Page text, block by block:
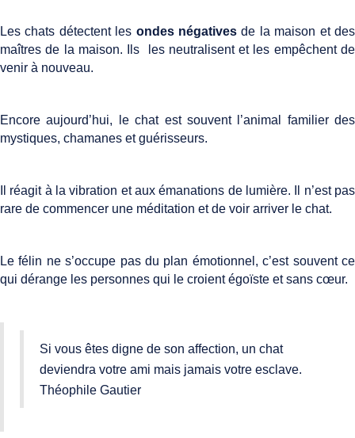
Les chats détectent les ondes négatives de la maison et des
maîtres de la maison. Ils les neutralisent et les empêchent de
venir à nouveau.
Encore aujourd’hui, le chat est souvent l’animal familier des
mystiques, chamanes et guérisseurs.
Il réagit à la vibration et aux émanations de lumière. Il n’est pas
rare de commencer une méditation et de voir arriver le chat.
Le félin ne s’occupe pas du plan émotionnel, c’est souvent ce
qui dérange les personnes qui le croient égoïste et sans cœur.
Si vous êtes digne de son affection, un chat
deviendra votre ami mais jamais votre esclave.
Théophile Gautier